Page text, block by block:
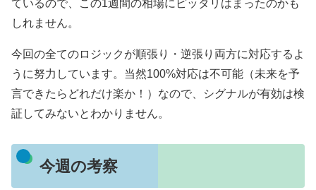
ているので、この1週間の相場にピッタリはまったのかも
しれません。
今回の全てのロジックが順張り・逆張り両方に対応するよ
うに努力しています。当然100%対応は不可能（未来を予
言できたらどれだけ楽か！）なので、シグナルが有効は検
証してみないとわかりません。
今週の考察